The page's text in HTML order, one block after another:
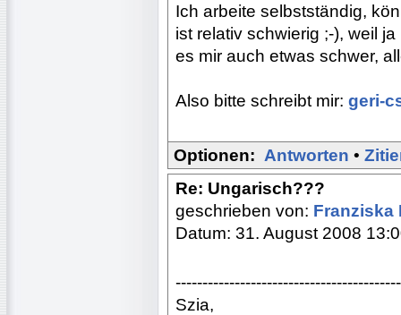
Ich arbeite selbstständig,
ist relativ schwierig ;-), weil
es mir auch etwas schwer,
Also bitte schreibt mir: geri-
Optionen: Antworten •
Re: Ungarisch???
geschrieben von: Franziska
Datum: 31. August 2008
Szia,